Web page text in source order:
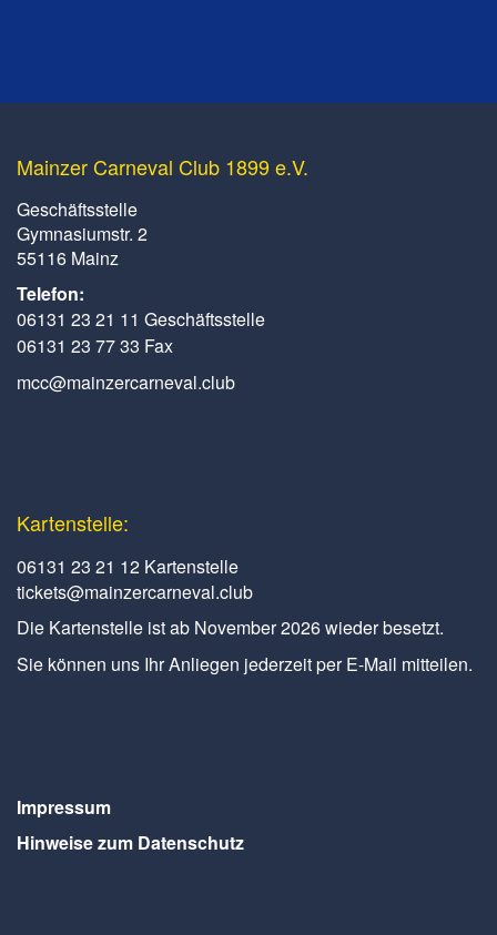
Mainzer Carneval Club 1899 e.V.
Geschäftsstelle
Gymnasiumstr. 2
55116 Mainz
Telefon:
06131 23 21 11 Geschäftsstelle
06131 23 77 33 Fax
mcc@mainzercarneval.club
Kartenstelle:
06131 23 21 12 Kartenstelle
tickets@mainzercarneval.club
Die Kartenstelle ist ab November 2026 wieder besetzt.
Sie können uns Ihr Anliegen jederzeit per E-Mail mitteilen.
Impressum
Hinweise zum Datenschutz